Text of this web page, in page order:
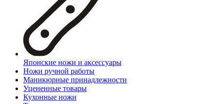
Японские ножи и аксессуары
Ножи ручной работы
Маникюрные принадлежности
Уцененные товары
Кухонные ножи